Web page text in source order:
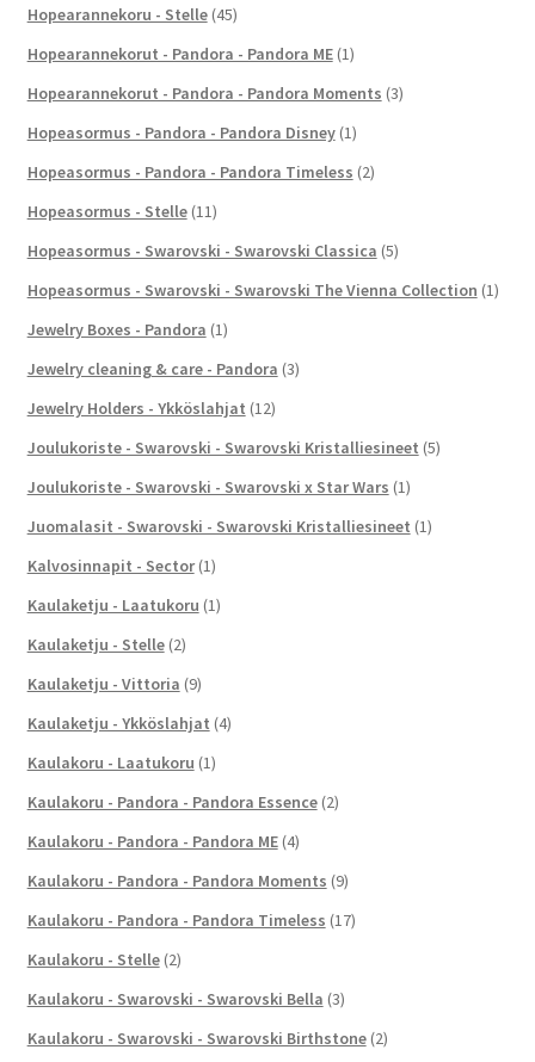
Hopearannekoru - Stelle (45)
Hopearannekorut - Pandora - Pandora ME (1)
Hopearannekorut - Pandora - Pandora Moments (3)
Hopeasormus - Pandora - Pandora Disney (1)
Hopeasormus - Pandora - Pandora Timeless (2)
Hopeasormus - Stelle (11)
Hopeasormus - Swarovski - Swarovski Classica (5)
Hopeasormus - Swarovski - Swarovski The Vienna Collection (1)
Jewelry Boxes - Pandora (1)
Jewelry cleaning & care - Pandora (3)
Jewelry Holders - Ykköslahjat (12)
Joulukoriste - Swarovski - Swarovski Kristalliesineet (5)
Joulukoriste - Swarovski - Swarovski x Star Wars (1)
Juomalasit - Swarovski - Swarovski Kristalliesineet (1)
Kalvosinnapit - Sector (1)
Kaulaketju - Laatukoru (1)
Kaulaketju - Stelle (2)
Kaulaketju - Vittoria (9)
Kaulaketju - Ykköslahjat (4)
Kaulakoru - Laatukoru (1)
Kaulakoru - Pandora - Pandora Essence (2)
Kaulakoru - Pandora - Pandora ME (4)
Kaulakoru - Pandora - Pandora Moments (9)
Kaulakoru - Pandora - Pandora Timeless (17)
Kaulakoru - Stelle (2)
Kaulakoru - Swarovski - Swarovski Bella (3)
Kaulakoru - Swarovski - Swarovski Birthstone (2)